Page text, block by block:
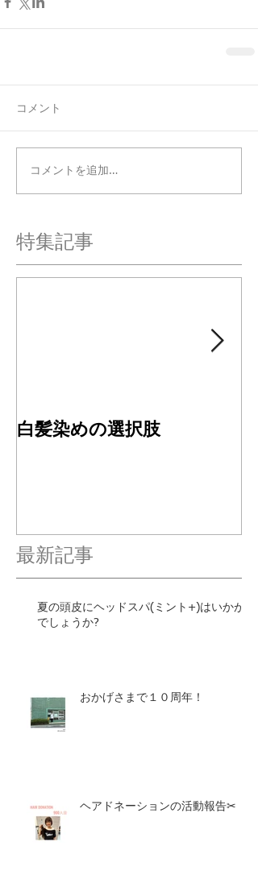
コメント
コメントを追加…
特集記事
白髪染めの選択肢
最新記事
夏の頭皮にヘッドスパ(ミント+)はいかが
でしょうか?
おかげさまで１０周年！
ヘアドネーションの活動報告✂︎